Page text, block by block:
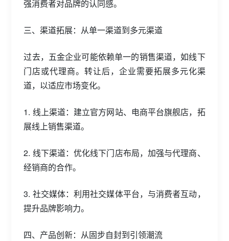
强消费者对品牌的认同感。
三、渠道拓展：从单一渠道到多元渠道
过去，五金企业可能依赖单一的销售渠道，如线下
门店或代理商。转让后，企业需要拓展多元化渠
道，以适应市场变化。
1. 线上渠道：建立官方网站、电商平台旗舰店，拓
展线上销售渠道。
2. 线下渠道：优化线下门店布局，加强与代理商、
经销商的合作。
3. 社交媒体：利用社交媒体平台，与消费者互动，
提升品牌影响力。
四、产品创新：从固步自封到引领潮流